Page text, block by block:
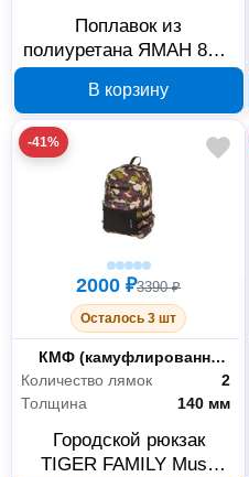
Поплавок из
полиуретана ЯМАН 811-
В корзину
-41%
2000 ₽3390 ₽
Осталось 3 шт
Основной цвет
КМФ (камуфлированный)
Количество лямок
2
Толщина
140 мм
Городской рюкзак
TIGER FAMILY Muse